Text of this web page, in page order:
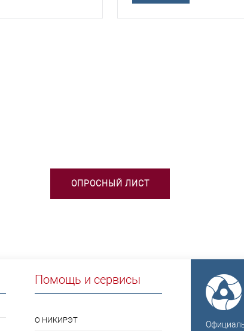
ОПРОСНЫЙ ЛИСТ
Помощь и сервисы
О НИКИРЭТ